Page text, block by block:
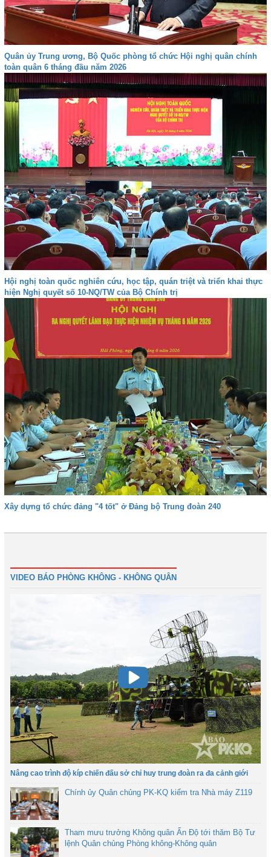
Quân ủy Trung ương, Bộ Quốc phòng tổ chức Hội nghị quân chính
toàn quân 6 tháng đầu năm 2026
Hội nghị toàn quốc nghiên cứu, học tập, quán triệt và triển khai thực
hiện Nghị quyết số 10-NQ/TW của Bộ Chính trị
Xây dựng tổ chức đảng "4 tốt" ở Đảng bộ Trung đoàn 240
VIDEO BÁO PHÒNG KHÔNG - KHÔNG QUÂN
Nâng cao trình độ kíp chiến đấu sở chỉ huy trung đoàn ra đa cảnh giới
Chính ủy Quân chủng PK-KQ kiểm tra Nhà máy Z119
Tham mưu trưởng Không quân Ấn Độ tới thăm Bộ Tư
lệnh Quân chủng Phòng không-Không quân